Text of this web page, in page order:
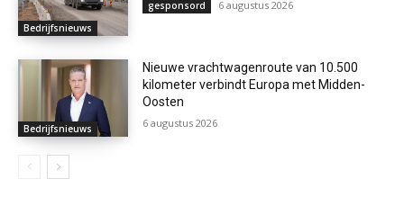
Bedrijfsnieuws
gesponsord 6 augustus 2026
Bedrijfsnieuws
Nieuwe vrachtwagenroute van 10.500
kilometer verbindt Europa met Midden-
Oosten
6 augustus 2026